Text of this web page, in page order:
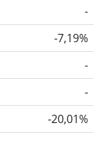
-
-7,19%
-
-
-20,01%